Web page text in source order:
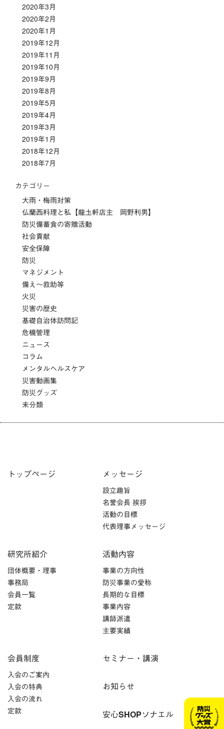
2020年3月
2020年2月
2020年1月
2019年12月
2019年11月
2019年10月
2019年9月
2019年8月
2019年5月
2019年4月
2019年3月
2019年1月
2018年12月
2018年7月
カテゴリー
大雨・梅雨対策
仏蘭西料理と私【龍圡軒店主 岡野利男】
防災備蓄食の寄贈活動
社会貢献
安全保障
防災
マネジメント
備え～救助等
火災
災害の歴史
基礎自治体訪問記
危機管理
ニュース
コラム
メンタルヘルスケア
災害動画集
防災グッズ
未分類
トップページ メッセージ
設立趣旨
名誉会長 挨拶
活動の目標
代表理事メッセージ
研究所紹介
団体概要・理事
事務局
会員一覧
定款
活動内容
事業の方向性
防災事業の愛称
長期的な目標
事業内容
講師派遣
主要実績
会員制度
入会のご案内
入会の特典
入会の流れ
定款
セミナー・講演
お知らせ
安心SHOPソナエル